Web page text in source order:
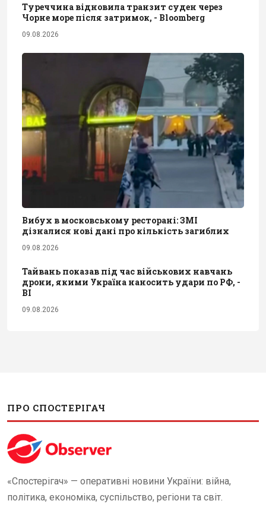
Туреччина відновила транзит суден через
Чорне море після затримок, - Bloomberg
09.08.2026
Вибух в московському ресторані: ЗМІ
дізналися нові дані про кількість загиблих
09.08.2026
Тайвань показав під час військових навчань
дрони, якими Україна наносить удари по РФ, -
BI
09.08.2026
ПРО СПОСТЕРІГАЧ
«Спостерігач» — оперативні новини України: війна,
політика, економіка, суспільство, регіони та світ.